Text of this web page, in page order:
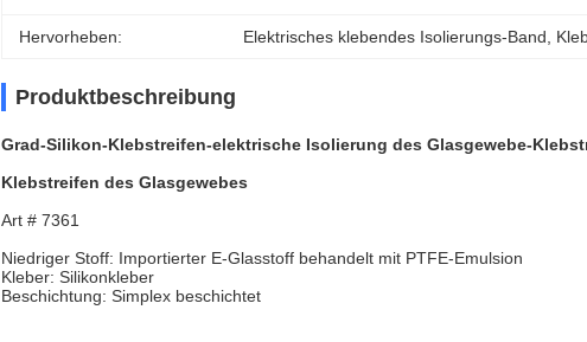
Hervorheben: Elektrisches klebendes Isolierungs-Band
Produktbeschreibung
Grad-Silikon-Klebstreifen-elektrische Isolierung des Glasgewebe-
Klebstreifen des Glasgewebes
Art # 7361
Niedriger Stoff: Importierter E-Glasstoff behandelt mit PTFE-Emulsion
Kleber: Silikonkleber
Beschichtung: Simplex beschichtet